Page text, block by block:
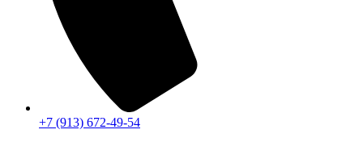
+7 (913) 672-49-54